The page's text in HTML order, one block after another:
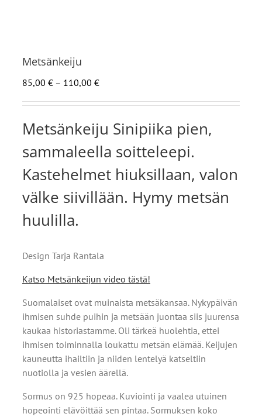
Metsänkeiju
85,00 € – 110,00 €Hintaluokka:
110,00 €
Metsänkeiju Sinipiika pien,
sammaleella soitteleepi.
Kastehelmet hiuksillaan, valon
välke siivillään. Hymy metsän
huulilla.
Design Tarja Rantala
Katso Metsänkeijun video tästä!
Suomalaiset ovat muinaista metsäkansaa. Nykypäivän
ihmisen suhde puihin ja metsään juontaa siis juurensa
kaukaa historiastamme. Oli tärkeä huolehtia, ettei
ihmisen toiminnalla loukattu metsän elämää. Keijujen
kauneutta ihailtiin ja niiden lentelyä katseltiin
nuotiolla ja vesien äärellä.
Sormus on 925 hopeaa. Kuviointi ja vaalea utuinen
hopeointi elävöittää sen pintaa. Sormuksen koko